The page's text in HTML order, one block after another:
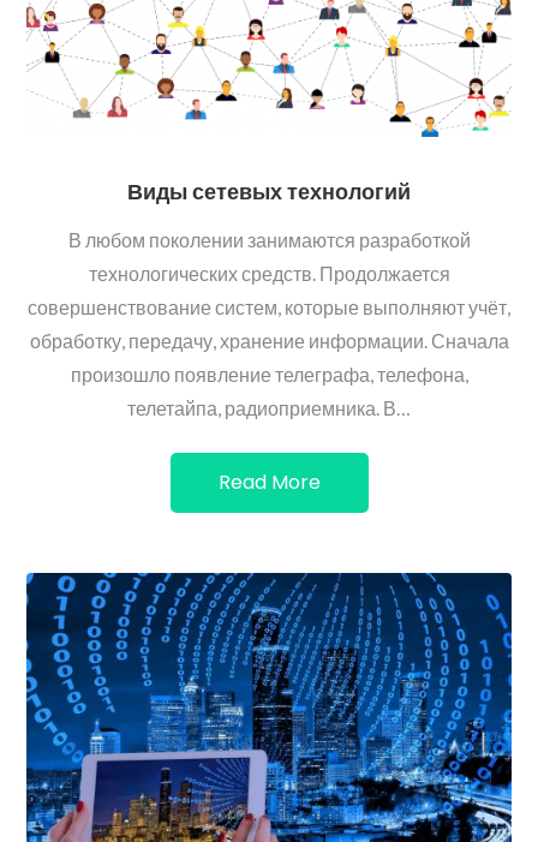
Виды сетевых технологий
В любом поколении занимаются разработкой
технологических средств. Продолжается
совершенствование систем, которые выполняют учёт,
обработку, передачу, хранение информации. Сначала
произошло появление телеграфа, телефона,
телетайпа, радиоприемника. В…
Read More